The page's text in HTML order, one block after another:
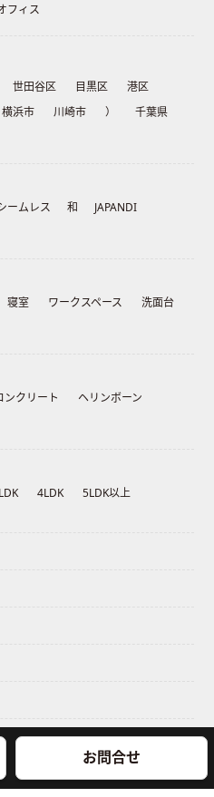
お問合せ
フィス
世田谷区 目黒区
港区
横浜市 川崎市 ）
千葉県
ームレス 和
JAPANDI
寝室 ワークスペース
洗面台
ンクリート
ヘリンボーン
4LDK 5LDK以上